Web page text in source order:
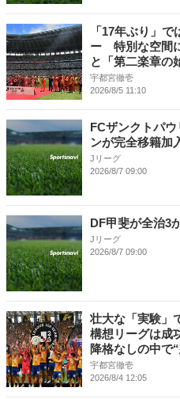
「17年ぶり」
ー 特別な空間
と「第二楽章の
宇都宮徹壱
2026/8/5 11:10
FCザンクトパ
ンが完全移籍加
Jリーグ
2026/8/7 09:00
DF甲斐が全治3
Jリーグ
2026/8/7 09:00
壮大な「実験」
構想リーグは
降格なしの中で
宇都宮徹壱
2026/8/4 12:05